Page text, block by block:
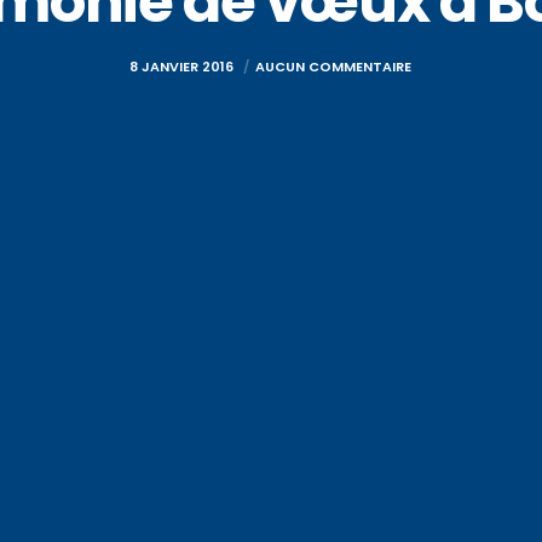
8 JANVIER 2016 AUCUN COMMENTAIRE